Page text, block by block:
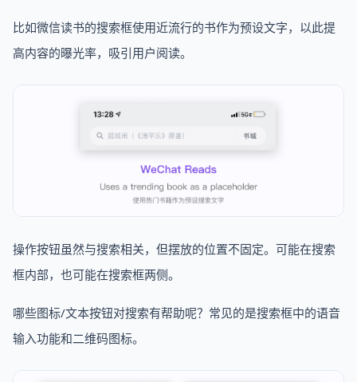
比如微信读书的搜索框使用近流行的书作为预设文字，以此提
高内容的曝光率，吸引用户阅读。
操作按钮虽然与搜索相关，但摆放的位置不固定。可能在搜索
框内部，也可能在搜索框两侧。
哪些图标/文本按钮对搜索有帮助呢？常见的是搜索框中的语音
输入功能和二维码图标。